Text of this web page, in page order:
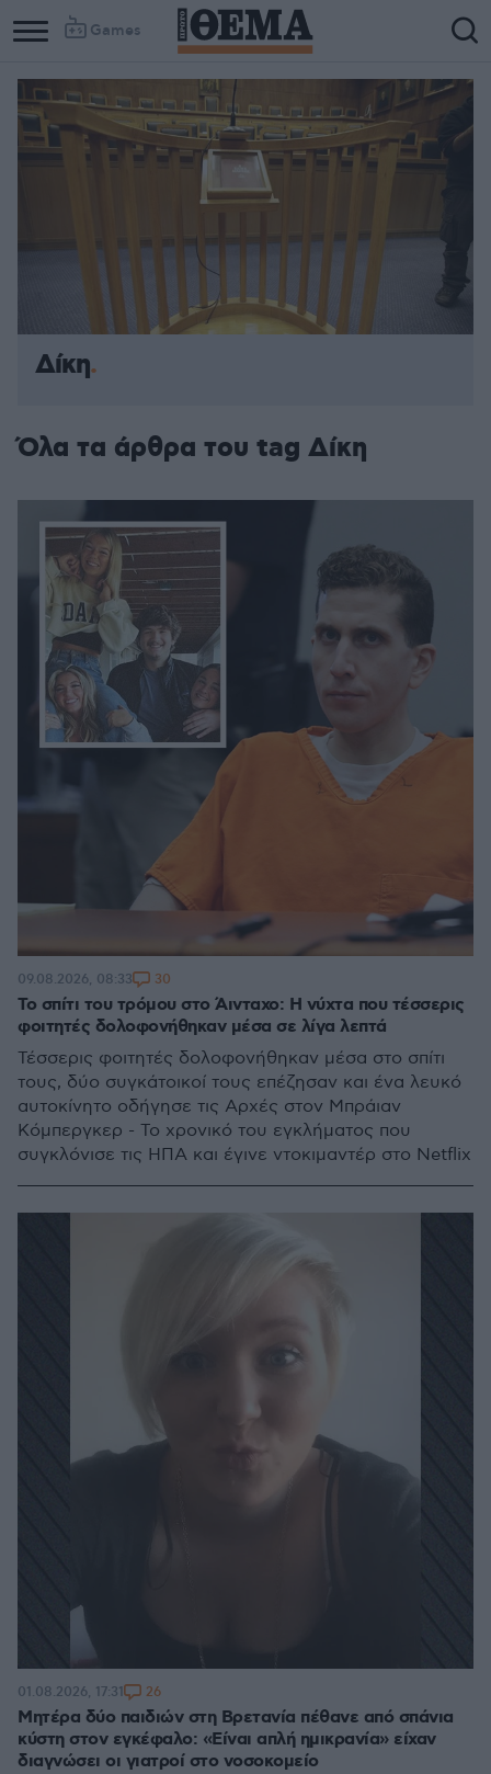
Games
Δίκη
Όλα τα άρθρα του tag Δίκη
Το σπίτι του τρόμου στο Άινταχο: Η νύχτα που τέσσερις
φοιτητές δολοφονήθηκαν μέσα σε λίγα λεπτά
Τέσσερις φοιτητές δολοφονήθηκαν μέσα στο σπίτι
τους, δύο συγκάτοικοί τους επέζησαν και ένα λευκό
αυτοκίνητο οδήγησε τις Αρχές στον Μπράιαν
Κόμπεργκερ - Το χρονικό του εγκλήματος που
συγκλόνισε τις ΗΠΑ και έγινε ντοκιμαντέρ στο Netflix
09.08.2026, 08:33 30
Μητέρα δύο παιδιών στη Βρετανία πέθανε από σπάνια
κύστη στον εγκέφαλο: «Είναι απλή ημικρανία» είχαν
διαγνώσει οι γιατροί στο νοσοκομείο
01.08.2026, 17:31 26